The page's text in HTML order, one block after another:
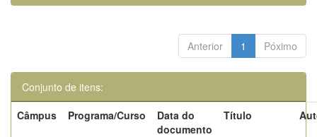
Anterior 1 Póximo
Conjunto de itens:
Câmpus
Programa/Curso
Data do
documento
Título